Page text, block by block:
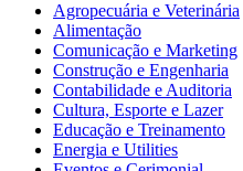
Agropecuária e Veterinária
Alimentação
Comunicação e Marketing
Construção e Engenharia
Contabilidade e Auditoria
Cultura, Esporte e Lazer
Educação e Treinamento
Energia e Utilities